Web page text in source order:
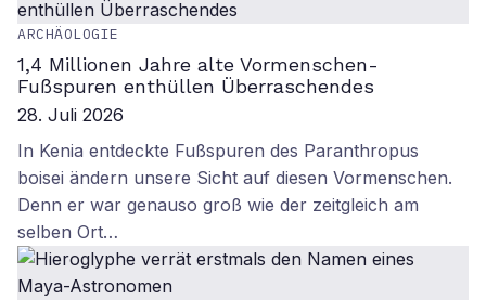
ARCHÄOLOGIE
1,4 Millionen Jahre alte Vormenschen-
Fußspuren enthüllen Überraschendes
28. Juli 2026
In Kenia entdeckte Fußspuren des Paranthropus
boisei ändern unsere Sicht auf diesen Vormenschen.
Denn er war genauso groß wie der zeitgleich am
selben Ort…